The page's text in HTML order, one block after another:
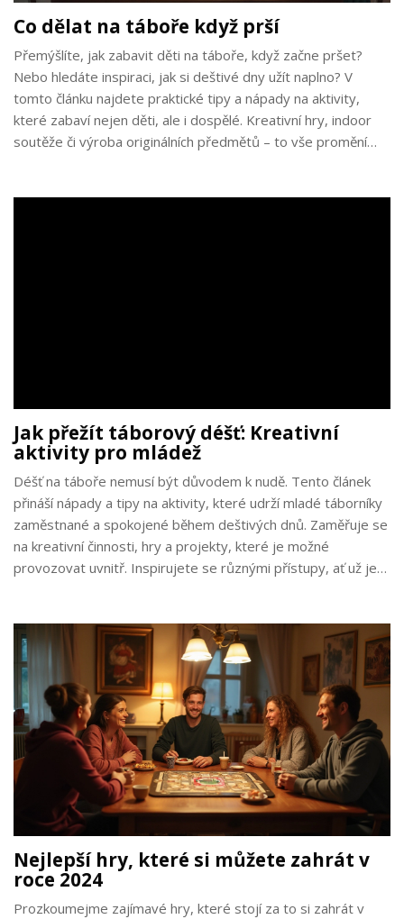
Co dělat na táboře když prší
Přemýšlíte, jak zabavit děti na táboře, když začne pršet?
Nebo hledáte inspiraci, jak si deštivé dny užít naplno? V
tomto článku najdete praktické tipy a nápady na aktivity,
které zabaví nejen děti, ale i dospělé. Kreativní hry, indoor
soutěže či výroba originálních předmětů – to vše promění
Jak přežít táborový déšť: Kreativní
aktivity pro mládež
Déšť na táboře nemusí být důvodem k nudě. Tento článek
přináší nápady a tipy na aktivity, které udrží mladé táborníky
zaměstnané a spokojené během deštivých dnů. Zaměřuje se
na kreativní činnosti, hry a projekty, které je možné
provozovat uvnitř. Inspirujete se různými přístupy, ať už je
dobrou náladu i v mokrém prostředí.
Nejlepší hry, které si můžete zahrát v
roce 2024
Prozkoumejme zajímavé hry, které stojí za to si zahrát v